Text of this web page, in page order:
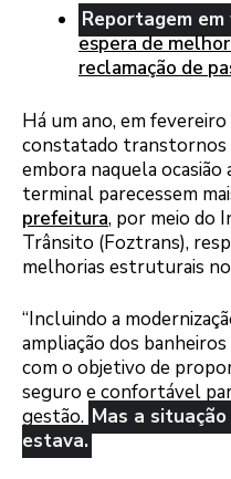
Reportagem
espera de
reclamação de
Há um ano, em
constatado transtornos
embora naquela
terminal parecessem
prefeitura, por meio do
Trânsito (Foztrans),
melhorias estruturais
“Incluindo a
ampliação dos
com o objetivo de
seguro e confortável
gestão. Mas a
estava.